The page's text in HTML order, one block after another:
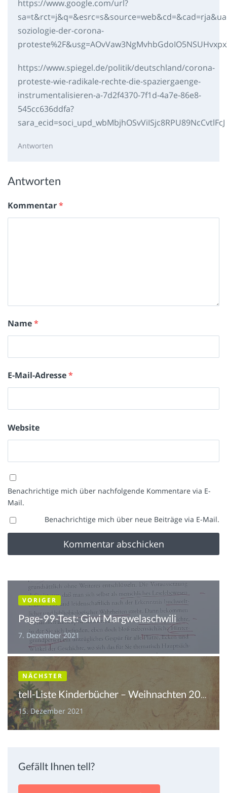
https://www.google.com/url?
soziologie-der-corona-
https://www.spiegel.de/politik/deutschland/corona-
proteste-wie-radikale-rechte-die-spaziergaenge-
instrumentalisieren-a-7d2f4370-7f1d-4a7e-86e8-
545cc636ddfa?
sara_ecid=soci_upd_wbMbjhOSvViISjc8RPU89NcCvtlFcJ
Antworten
Antworten
Kommentar*
Name*
E-Mail-Adresse*
Website
Benachrichtige mich über nachfolgende Kommentare via E-
Mail.
Benachrichtige mich über neue Beiträge via E-Mail.
VORIGER
Page-99-Test: Giwi Margwelaschwili
7. Dezember 2021
NÄCHSTER
tell-Liste Kinderbücher – Weihnachten 2021
15. Dezember 2021
Gefällt Ihnen tell?